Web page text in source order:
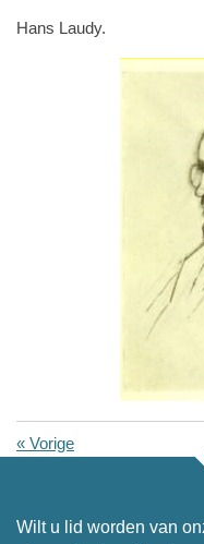
Hans
« Vorige
Wilt u lid worden van